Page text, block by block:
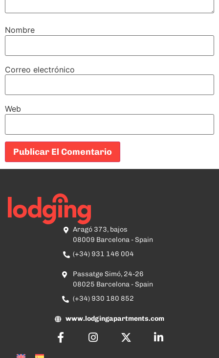
Nombre
Correo electrónico
Web
Aragó 373, bajos
08009 Barcelona - Spain
(+34) 931 146 004
Passatge Simó, 24-26
08025 Barcelona - Spain
(+34) 930 180 852
www.lodgingapartments.com